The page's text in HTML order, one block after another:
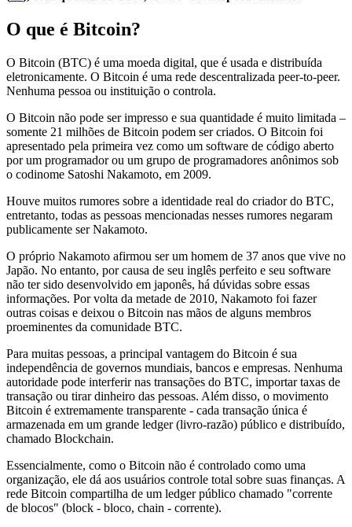
O que é Bitcoin?
O Bitcoin (BTC) é uma moeda digital, que é usada e distribuída
eletronicamente. O Bitcoin é uma rede descentralizada peer-to-peer.
Nenhuma pessoa ou instituição o controla.
O Bitcoin não pode ser impresso e sua quantidade é muito limitada –
somente 21 milhões de Bitcoin podem ser criados. O Bitcoin foi
apresentado pela primeira vez como um software de código aberto
por um programador ou um grupo de programadores anônimos sob
o codinome Satoshi Nakamoto, em 2009.
Houve muitos rumores sobre a identidade real do criador do BTC,
entretanto, todas as pessoas mencionadas nesses rumores negaram
publicamente ser Nakamoto.
O próprio Nakamoto afirmou ser um homem de 37 anos que vive no
Japão. No entanto, por causa de seu inglês perfeito e seu software
não ter sido desenvolvido em japonês, há dúvidas sobre essas
informações. Por volta da metade de 2010, Nakamoto foi fazer
outras coisas e deixou o Bitcoin nas mãos de alguns membros
proeminentes da comunidade BTC.
Para muitas pessoas, a principal vantagem do Bitcoin é sua
independência de governos mundiais, bancos e empresas. Nenhuma
autoridade pode interferir nas transações do BTC, importar taxas de
transação ou tirar dinheiro das pessoas. Além disso, o movimento
Bitcoin é extremamente transparente - cada transação única é
armazenada em um grande ledger (livro-razão) público e distribuído,
chamado Blockchain.
Essencialmente, como o Bitcoin não é controlado como uma
organização, ele dá aos usuários controle total sobre suas finanças. A
rede Bitcoin compartilha de um ledger público chamado "corrente
de blocos" (block - bloco, chain - corrente).